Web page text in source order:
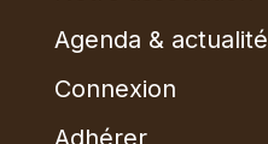
Agenda &
Connexion